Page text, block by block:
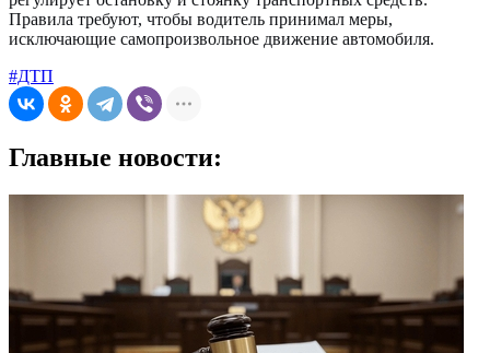
Правила требуют, чтобы водитель принимал меры,
исключающие самопроизвольное движение автомобиля.
#ДТП
Главные новости: